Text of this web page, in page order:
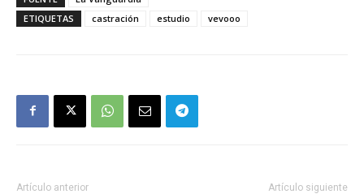
ETIQUETAS
castración estudio vevooo
Artículo anterior Artículo siguiente